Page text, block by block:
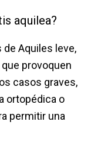
aquilea?
Aquiles leve,
provoquen
casos graves,
ortopédica o
permitir una